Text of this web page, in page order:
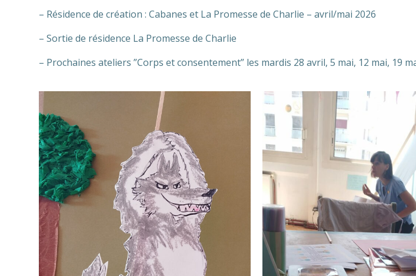
– Résidence de création : Cabanes et La Promesse de Charlie – avril/mai 2026
– Sortie de résidence La Promesse de Charlie
– Prochaines ateliers ”Corps et consentement” les mardis 28 avril, 5 mai, 12 mai, 19